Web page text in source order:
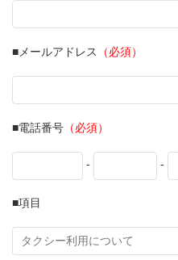
■メールアドレス （必須）
■電話番号 （必須）
- -
■項目